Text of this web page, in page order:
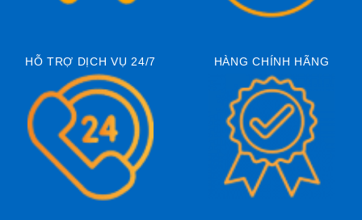
HỖ TRỢ DỊCH VỤ 24/7 HÀNG CHÍNH HÃNG